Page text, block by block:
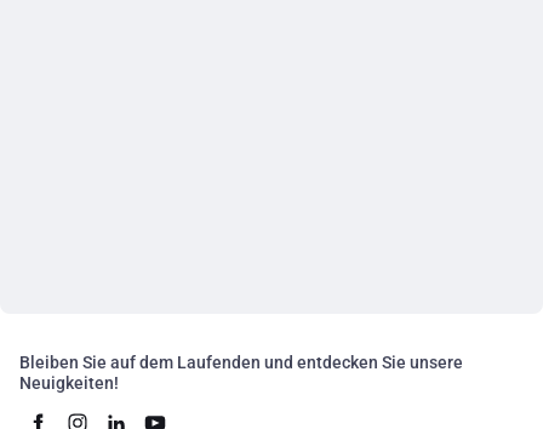
Bleiben Sie auf dem Laufenden und entdecken Sie unsere
Neuigkeiten!